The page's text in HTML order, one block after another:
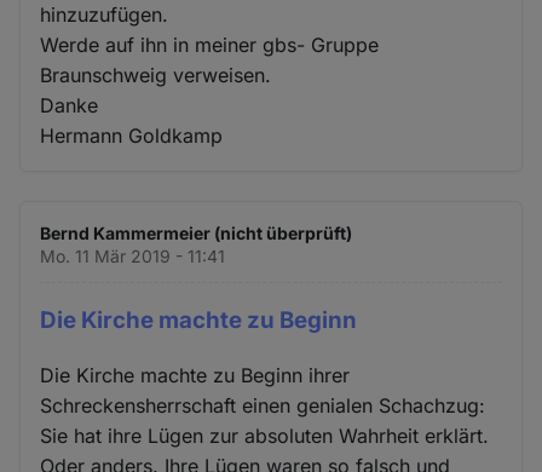
hinzuzufügen.
Werde auf ihn in meiner gbs- Gruppe
Braunschweig verweisen.
Danke
Hermann Goldkamp
Bernd Kammermeier (nicht überprüft)
Mo. 11 Mär 2019 - 11:41
Die Kirche machte zu Beginn
Die Kirche machte zu Beginn ihrer
Schreckensherrschaft einen genialen Schachzug:
Sie hat ihre Lügen zur absoluten Wahrheit erklärt.
Oder anders. Ihre Lügen waren so falsch und